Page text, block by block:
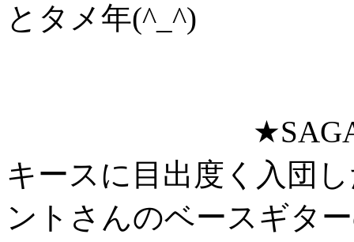
とタメ年(^_^)
★SAGA佐賀県
キースに目出度く入団
ントさんのベースギタ